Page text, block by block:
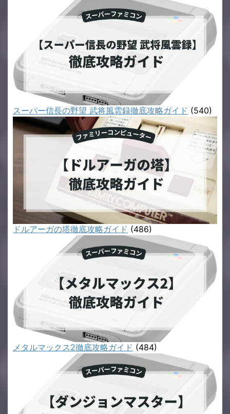
スーパー信長の野望 武将風雲録徹底攻略ガイド (540)
ドルアーガの塔徹底攻略ガイド (486)
メタルマックス2徹底攻略ガイド (484)